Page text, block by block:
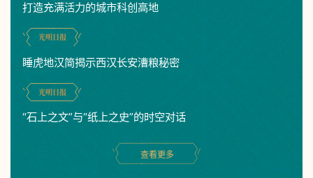
打造充满活力的城市科创高地
光明日报
睡虎地汉简揭示西汉长安漕粮秘密
光明日报
“石上之文”与“纸上之史”的时空对话
查看更多